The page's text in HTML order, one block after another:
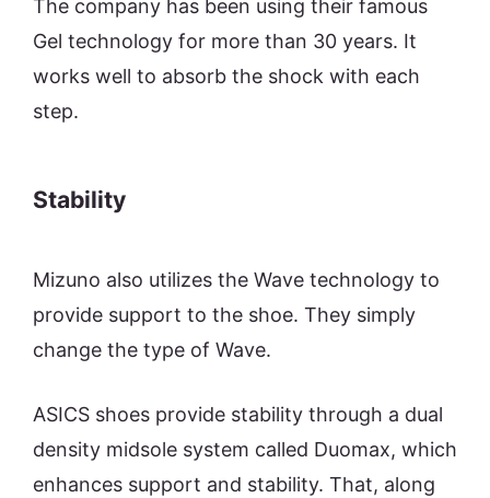
The company has been using their famous
Gel technology for more than 30 years. It
works well to absorb the shock with each
step.
Stability
Mizuno also utilizes the Wave technology to
provide support to the shoe. They simply
change the type of Wave.
ASICS shoes provide stability through a dual
density midsole system called Duomax, which
enhances support and stability. That, along